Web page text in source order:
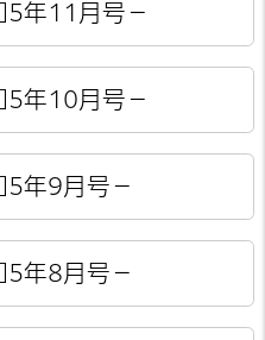
5年11月号－
5年10月号－
5年9月号－
5年8月号－